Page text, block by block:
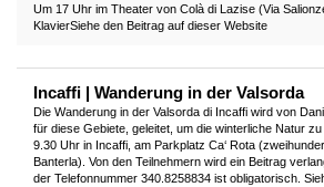
Um 17 Uhr im Theater von Colà di Lazise (Via
KlavierSiehe den Beitrag auf dieser Website
Incaffi | Wanderung in der Valsorda
Die Wanderung in der Valsorda di Incaffi wird von
für diese Gebiete, geleitet, um die winterliche Natur
9.30 Uhr in Incaffi, am Parkplatz Ca‘ Rota
Banterla). Von den Teilnehmern wird ein Beitrag
der Telefonnummer 340.8258834 ist obligatorisch.